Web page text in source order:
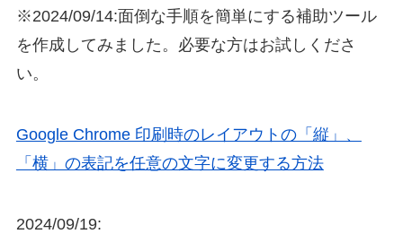
※2024/09/14:面倒な手順を簡単にする補助ツール
を作成してみました。必要な方はお試しくださ
い。
Google Chrome 印刷時のレイアウトの「縦」、
「横」の表記を任意の文字に変更する方法
2024/09/19: